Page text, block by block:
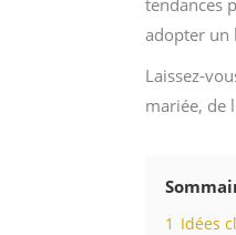
tendances
adopter un
Laissez-
mariée, de
1 Idées